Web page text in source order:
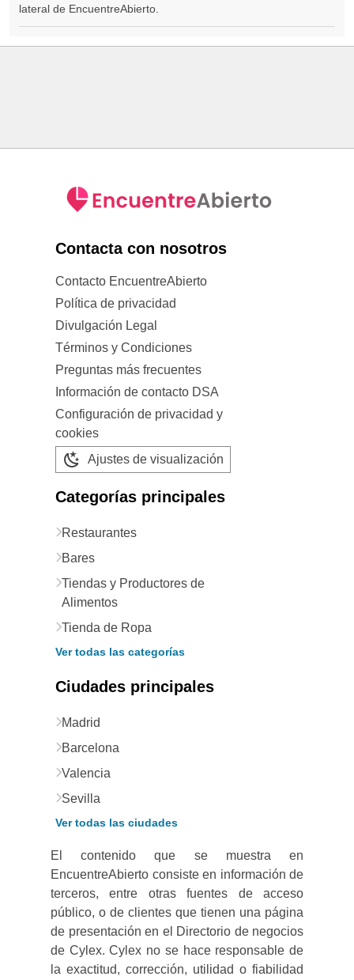
lateral de EncuentreAbierto.
Contacta con nosotros
Contacto EncuentreAbierto
Política de privacidad
Divulgación Legal
Términos y Condiciones
Preguntas más frecuentes
Información de contacto DSA
Configuración de privacidad y
cookies
Ajustes de visualización
Categorías principales
Restaurantes
Bares
Tiendas y Productores de
Alimentos
Tienda de Ropa
Ver todas las categorías
Ciudades principales
Madrid
Barcelona
Valencia
Sevilla
Ver todas las ciudades
El contenido que se muestra en
EncuentreAbierto consiste en información de
terceros, entre otras fuentes de acceso
público, o de clientes que tienen una página
de presentación en el Directorio de negocios
de Cylex. Cylex no se hace responsable de
la exactitud, corrección, utilidad o fiabilidad